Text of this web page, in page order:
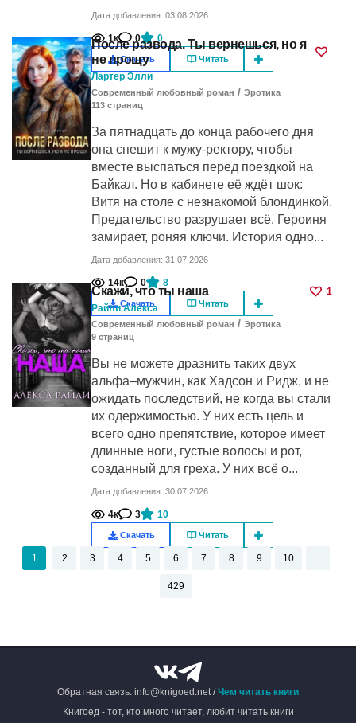
Дата добавления: 03.08.2026
1к 0 0
Скачать Читать
После развода. Ты вернешься, но я
не прощу
Лартер Элли
Современный любовный роман / Эротика
113 cтраниц
За пятнадцать до конца рабочего дня
она спешит к мужу-ректору, чтобы
вместе выспаться перед поездкой на
Байкал. Но в кабинете её ждёт шок:
Витя на столе с незнакомой блондинкой.
Предательство разрушает всё. Героиня
замирает, роняя ключи. История одно...
Дата добавления: 31.07.2026
14к 0 8
Скачать Читать
Скажи, что ты наша
1
Райли Алекса
Современный любовный роман / Эротика
9 cтраниц
Вы не можете дразнить таких двух
альфа–мужчин, как Хадсон и Ридж, и не
ожидать последствий, не когда вы стали
их одержимостью. У них есть цель и
всего одно препятствие, которое имеет
длинные ноги, густые волосы и рот,
созданный для греха. У них всё о...
Дата добавления: 30.07.2026
4к 3 10
Скачать Читать
1 2 3 4 5 6 7 8 9 10 ...
429
Обратная связь: info@knigoed.net /Чем читать книги
Книгоед - тот, кто много читает, любит читать книги